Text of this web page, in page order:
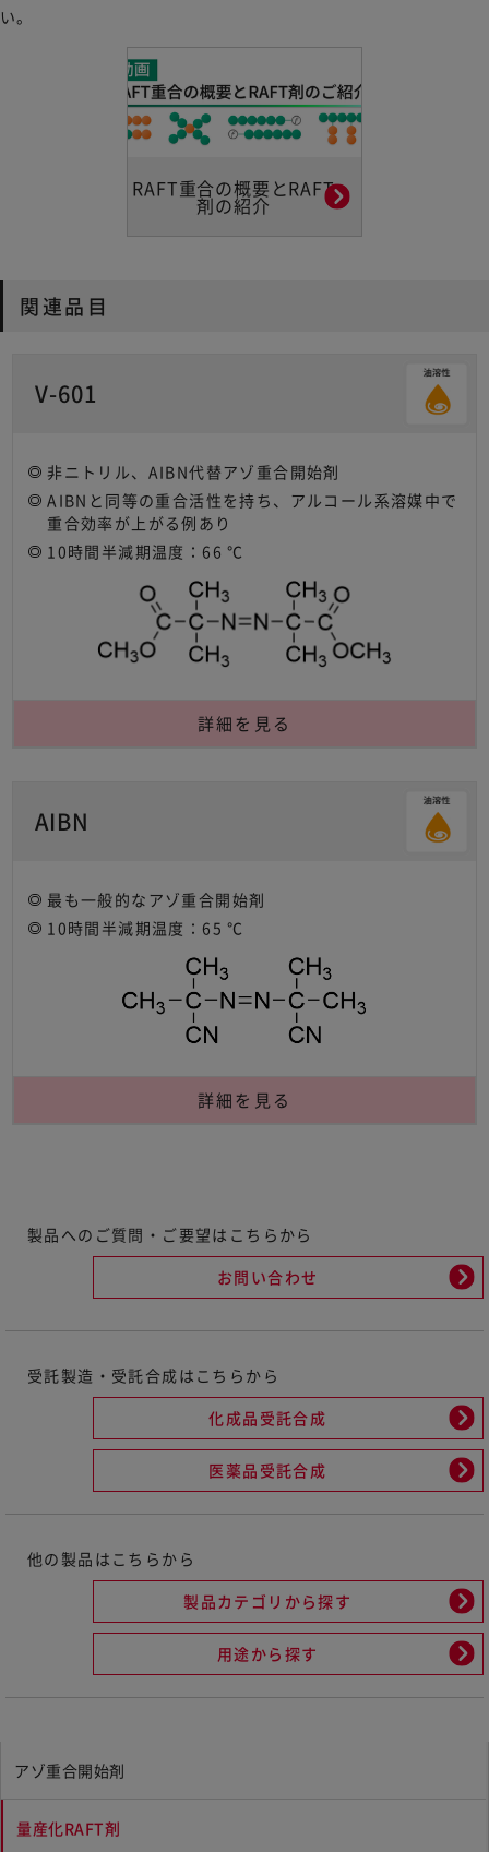
い。
RAFT重合の概要とRAFT
剤の紹介
関連品目
V-601
非ニトリル、AIBN代替アゾ重合開始剤
AIBNと同等の重合活性を持ち、アルコール系溶媒中で
重合効率が上がる例あり
10時間半減期温度：66 ℃
詳細を見る
AIBN
最も一般的なアゾ重合開始剤
10時間半減期温度：65 ℃
詳細を見る
製品へのご質問・ご要望はこちらから
お問い合わせ
受託製造・受託合成はこちらから
化成品受託合成
医薬品受託合成
他の製品はこちらから
製品カテゴリから探す
用途から探す
アゾ重合開始剤
量産化RAFT剤